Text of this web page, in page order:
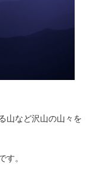
山など沢山の山々を
す。